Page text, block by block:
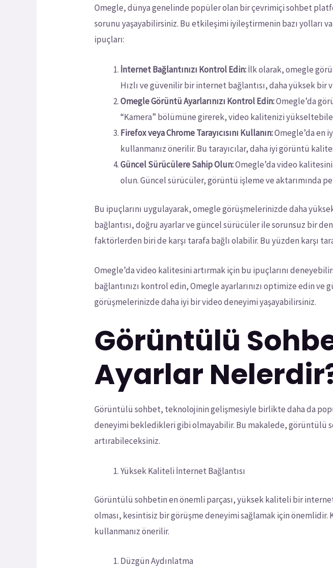
Omegle, dünya genelinde popüler olan bir çevrimiçi sohbet
sorunu yaşayabilirsiniz. Bu etkileşimi iyileştirmenin bazı yolları
ipuçları:
İnternet Bağlantınızı Kontrol Edin:İlk olarak, omegle
Hızlı ve güvenilir bir internet bağlantısı, daha yüksek bir
Omegle Görüntü Ayarlarınızı Kontrol Edin:Omegle’da
“Kamera” bölümüne girerek, video kalitenizi
Firefox veya Chrome Tarayıcısını Kullanın:Omegle’da en
kullanmanız önerilir. Bu tarayıcılar, daha iyi görüntü
Güncel Sürücülere Sahip Olun:Omegle’da video
olun. Güncel sürücüler, görüntü işleme ve aktarımında
Bu ipuçlarını uygulayarak, omegle görüşmelerinizde daha
bağlantısı, doğru ayarlar ve güncel sürücüler ile sorunsuz bir
faktörlerden biri de karşı tarafa bağlı olabilir. Bu yüzden karşı
Omegle’da video kalitesini artırmak için bu ipuçlarını
bağlantınızı kontrol edin, Omegle ayarlarınızı optimize edin
görüşmelerinizde daha iyi bir video deneyimi yaşayabilirsiniz.
Görüntülü
Ayarlar
Görüntülü sohbet, teknolojinin gelişmesiyle birlikte daha da
deneyimi bekledikleri gibi olmayabilir. Bu makalede, görüntülü
artırabileceksiniz.
Yüksek Kaliteli İnternet Bağlantısı
Görüntülü sohbetin en önemli parçası, yüksek kaliteli bir internet
olması, kesintisiz bir görüşme deneyimi sağlamak için
kullanmanız önerilir.
Düzgün Aydınlatma